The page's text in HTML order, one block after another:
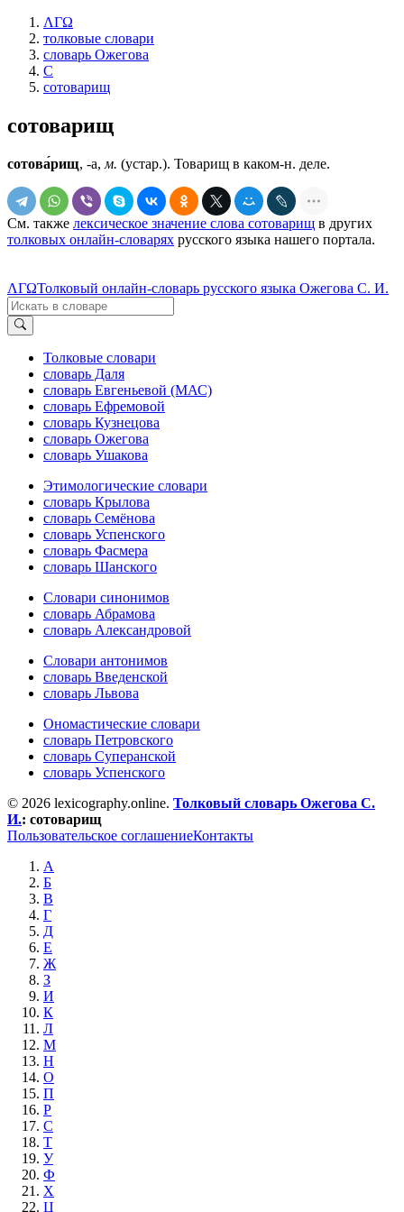
ΛΓΩ
толковые словари
словарь Ожегова
С
сотоварищ
сотоварищ
сотова́рищ, -а, м. (устар.). Товарищ в каком-н. деле.
См. также лексическое значение слова сотоварищ в других
толковых онлайн-словарях русского языка нашего портала.
ΛΓΩТолковый онлайн-словарь русского языка Ожегова С. И.
Толковые словари
словарь Даля
словарь Евгеньевой (МАС)
словарь Ефремовой
словарь Кузнецова
словарь Ожегова
словарь Ушакова
Этимологические словари
словарь Крылова
словарь Семёнова
словарь Успенского
словарь Фасмера
словарь Шанского
Словари синонимов
словарь Абрамова
словарь Александровой
Словари антонимов
словарь Введенской
словарь Львова
Ономастические словари
словарь Петровского
словарь Суперанской
словарь Успенского
© 2026 lexicography.online. Толковый словарь Ожегова C.
И.: сотоварищ
Пользовательское соглашениеКонтакты
А
Б
В
Г
Д
Е
Ж
З
И
К
Л
М
Н
О
П
Р
С
Т
У
Ф
Х
Ц